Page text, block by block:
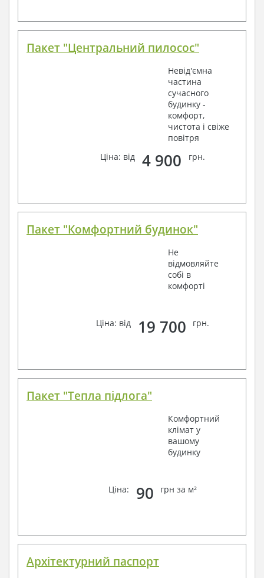
Пакет "Центральний пилосос"
Невід'ємна
частина
сучасного
будинку -
комфорт,
чистота і свіже
повітря
Ціна: від
4 900 грн.
Пакет "Комфортний будинок"
Не
відмовляйте
собі в
комфорті
Ціна: від 19 700 грн.
Пакет "Тепла підлога"
Комфортний
клімат у
вашому
будинку
Ціна: 90 грн за м²
Архітектурний паспорт